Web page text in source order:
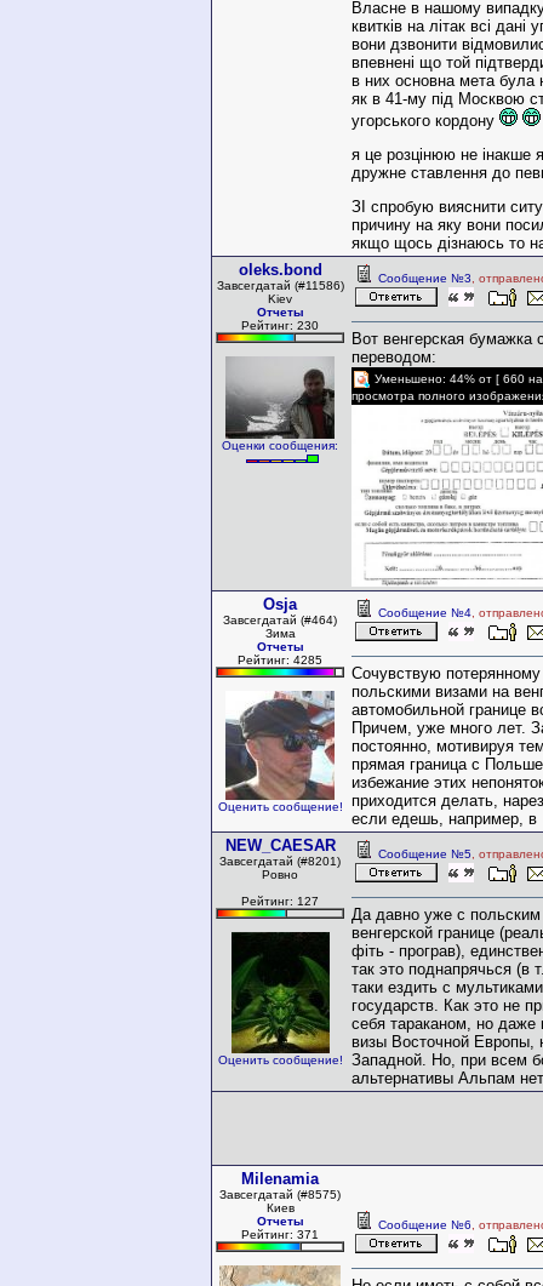
Власне в нашому
квитків на літак всі дані
вони дзвонити
впевнені що той
в них основна мета була
як в 41-му під Москвою
угорського кордону
я це розцінюю не інакше
дружне ставлення до
ЗІ спробую вияснити
причину на яку вони
якщо щось дізнаюсь то
oleks.bond
Завсегдатай (#11586)
Kiev
Отчеты
Рейтинг: 230
Оценки сообщения:
Сообщение №3 ,
Вот венгерская бумажка
переводом:
Уменьшено: 44% от [ 660
просмотра полного
Osja
Завсегдатай (#464)
Зима
Отчеты
Рейтинг: 4285
Оценить сообщение!
Сообщение №4 ,
Сочувствую
польскими визами на
автомобильной границе
Причем, уже много лет.
постоянно, мотивируя
прямая граница с
избежание этих
приходится делать,
если едешь, например,
NEW_CAESAR
Завсегдатай (#8201)
Ровно
Рейтинг: 127
Оценить сообщение!
Сообщение №5 ,
Да давно уже с
венгерской границе
фіть - програв),
так это поднапрячься (в
таки ездить с
государств. Как это не
себя тараканом, но даже
визы Восточной Европы,
Западной. Но, при всем
альтернативы Альпам
Milenamia
Завсегдатай (#8575)
Киев
Отчеты
Рейтинг: 371
Сообщение №6 ,